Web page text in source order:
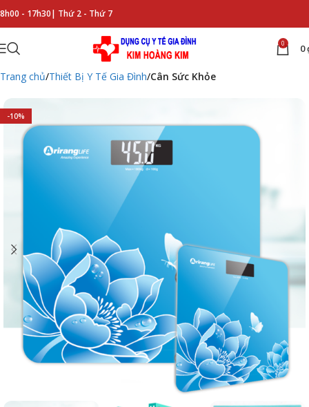
8h00 - 17h30| Thứ 2 - Thứ 7
0 0
Trang chủ Thiết Bị Y Tế Gia Đình Cân Sức Khỏe
-10%